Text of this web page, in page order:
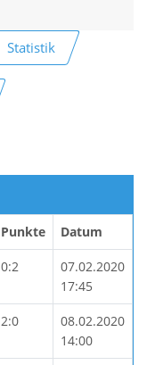
Statistik
Punkte Datum
0:2
07.02.2020
17:45
2:0
08.02.2020
14:00